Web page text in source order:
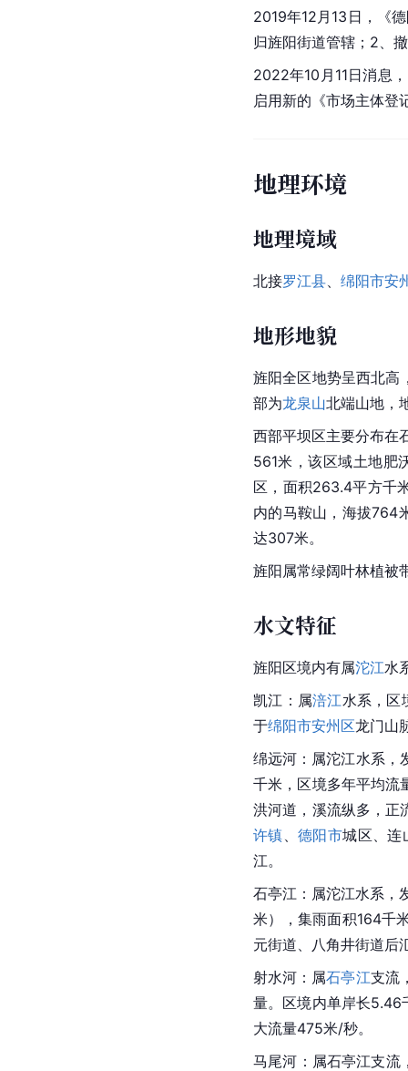
2019年12月13日，《
归旌阳街道管辖；2、
2022年10月11日消息
启用新的《市场主体登
地理环境
地理境域
北接罗江县、 绵阳市安
地形地貌
旌阳全区地势呈西北高
部为龙泉山北端山地，
西部平坝区主要分布在
561米，该区域土地肥
区，面积263.4平方千
内的马鞍山，海拔764
达307米。
旌阳属常绿阔叶林植被
水文特征
旌阳区境内有属沱江水
凯江：属涪江水系，区
于绵阳市安州区龙门山
绵远河：属沱江水系，
千米，区境多年平均流
洪河道，溪流纵多，正
许镇、德阳市城区、连
江。
石亭江：属沱江水系，
米），集雨面积164千
元街道、八角井街道后
射水河：属石亭江支流
量。区境内单岸长5.46
大流量475米/秒。
马尾河：属石亭江支流